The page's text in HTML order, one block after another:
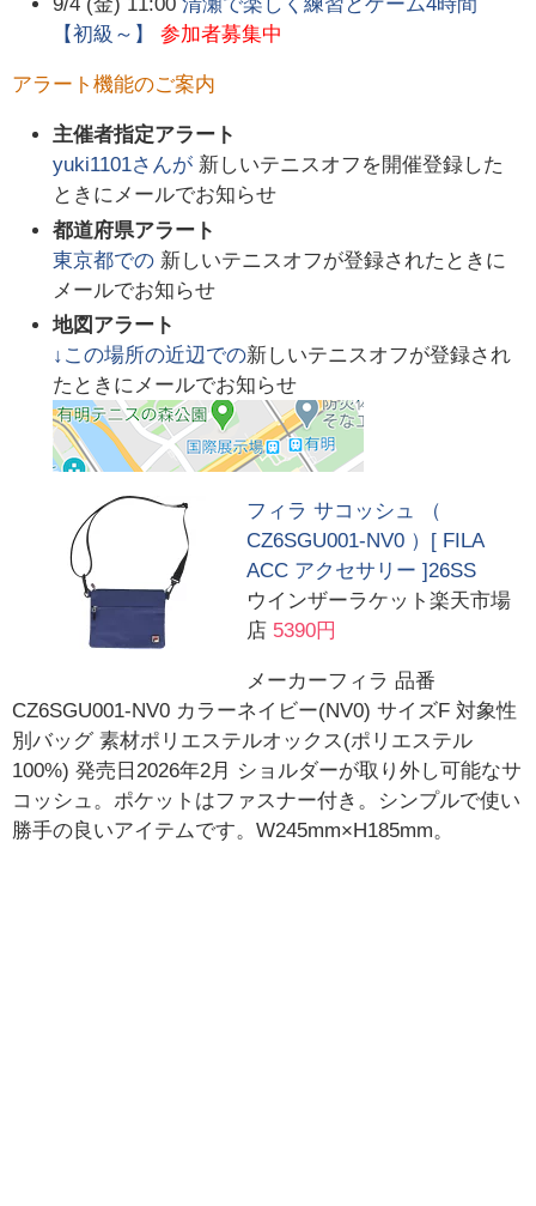
9/4 (金) 11:00 清瀬で楽しく練習とゲーム4時間
【初級～】
参加者募集中
アラート機能のご案内
主催者指定アラート
yuki1101さんが 新しいテニスオフを開催登録した
ときにメールでお知らせ
都道府県アラート
東京都での 新しいテニスオフが登録されたときに
メールでお知らせ
地図アラート
↓この場所の近辺での新しいテニスオフが登録され
たときにメールでお知らせ
フィラ サコッシュ （
CZ6SGU001-NV0 ）[ FILA
ACC アクセサリー ]26SS
ウインザーラケット楽天市場
店 5390円
メーカーフィラ 品番
CZ6SGU001-NV0 カラーネイビー(NV0) サイズF 対象性
別バッグ 素材ポリエステルオックス(ポリエステル
100%) 発売日2026年2月 ショルダーが取り外し可能なサ
コッシュ。ポケットはファスナー付き。シンプルで使い
勝手の良いアイテムです。W245mm×H185mm。